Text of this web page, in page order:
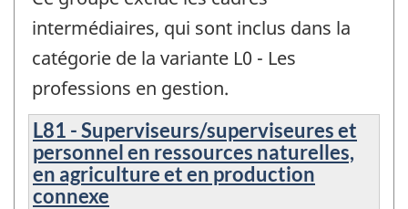
intermédiaires, qui sont inclus dans la
catégorie de la variante L0 - Les
professions en gestion.
L81 - Superviseurs/superviseures et
personnel en ressources naturelles,
en agriculture et en production
connexe